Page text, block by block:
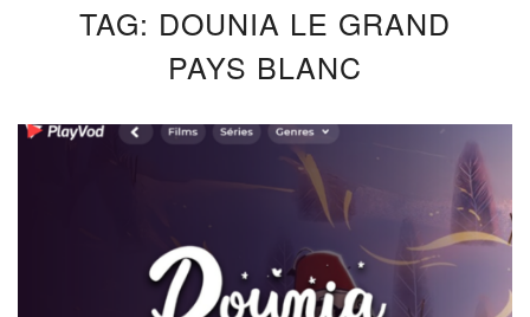
TAG: DOUNIA LE GRAND
PAYS BLANC